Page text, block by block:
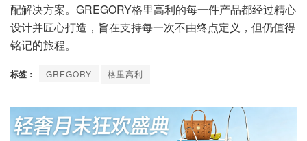
配解决方案。GREGORY格里高利的每一件产品都经过精心
设计并匠心打造，旨在支持每一次不由终点定义，但仍值得
铭记的旅程。
标签： GREGORY 格里高利